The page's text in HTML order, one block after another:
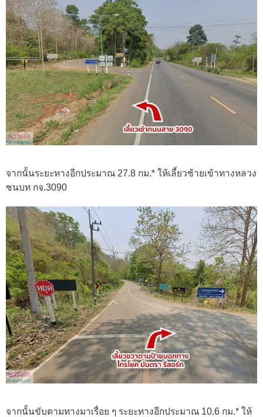
จากนั้นระยะทางอีกประมาณ 27.8 กม.* ให้เลี้ยวซ้ายเข้าทางหลวง
ชนบท กจ.3090
จากนั้นขับตามทางมาเรื่อย ๆ ระยะทางอีกประมาณ 10.6 กม.* ให้